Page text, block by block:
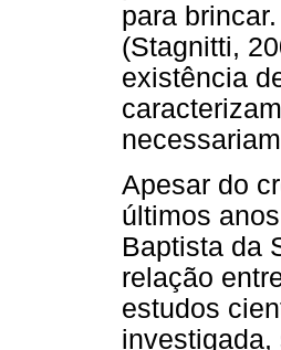
para
(Stagnitti,
existência
Apesar do
últimos
Baptista da
relação
estudos
investigada,